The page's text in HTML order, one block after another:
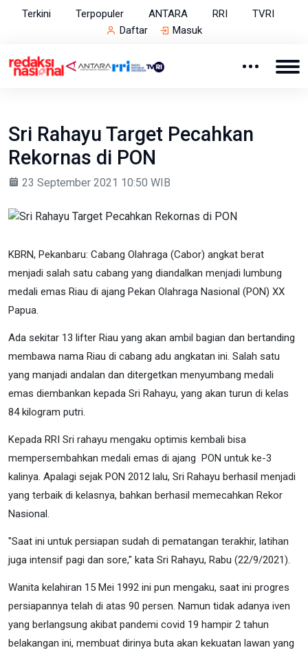
Terkini Terpopuler ANTARA RRI
TVRI
Daftar
Masuk
Sri Rahayu Target Pecahkan
Rekornas di PON
23 September 2021 10:50 WIB
KBRN, Pekanbaru: Cabang Olahraga (Cabor) angkat berat
menjadi salah satu cabang yang diandalkan menjadi lumbung
medali emas Riau di ajang Pekan Olahraga Nasional (PON) XX
Papua.
Ada sekitar 13 lifter Riau yang akan ambil bagian dan bertanding
membawa nama Riau di cabang adu angkatan ini. Salah satu
yang manjadi andalan dan ditergetkan menyumbang medali
emas diembankan kepada Sri Rahayu, yang akan turun di kelas
84 kilogram putri.
Kepada RRI Sri rahayu mengaku optimis kembali bisa
mempersembahkan medali emas di ajang PON untuk ke-3
kalinya. Apalagi sejak PON 2012 lalu, Sri Rahayu berhasil menjadi
yang terbaik di kelasnya, bahkan berhasil memecahkan Rekor
Nasional.
"Saat ini untuk persiapan sudah di pematangan terakhir, latihan
juga intensif pagi dan sore," kata Sri Rahayu, Rabu (22/9/2021).
Wanita kelahiran 15 Mei 1992 ini pun mengaku, saat ini progres
persiapannya telah di atas 90 persen. Namun tidak adanya iven
yang berlangsung akibat pandemi covid 19 hampir 2 tahun
belakangan ini, membuat dirinya buta akan kekuatan lawan yang